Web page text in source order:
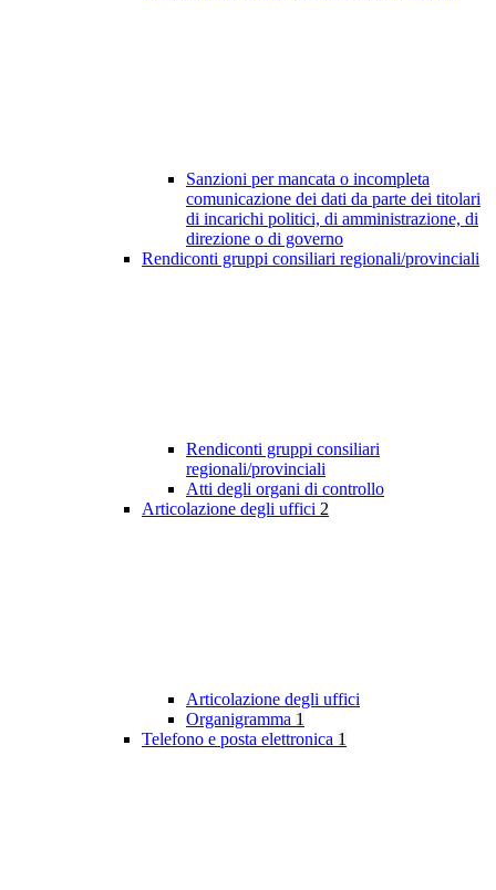
Sanzioni per mancata o incompleta
comunicazione dei dati da parte dei titolari
di incarichi politici, di amministrazione, di
direzione o di governo
Rendiconti gruppi consiliari regionali/provinciali
Rendiconti gruppi consiliari
regionali/provinciali
Atti degli organi di controllo
Articolazione degli uffici 2
Articolazione degli uffici
Organigramma 1
Telefono e posta elettronica 1